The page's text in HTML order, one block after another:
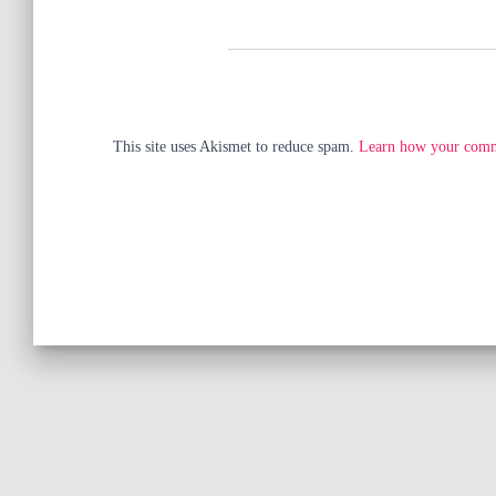
This site uses Akismet to reduce spam. Learn how your